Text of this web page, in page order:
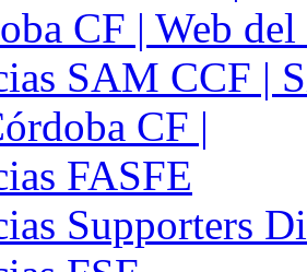
CF | Web
SAM CCF |
CF |
FASFE
Supporters